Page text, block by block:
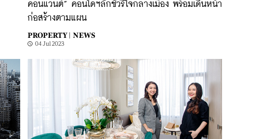
คอนแวนต์” คอนโดฯลักชัวรีใจกลางเมือง พร้อมเดินหน้า
ก่อสร้างตามแผน
PROPERTY | NEWS
04 Jul 2023